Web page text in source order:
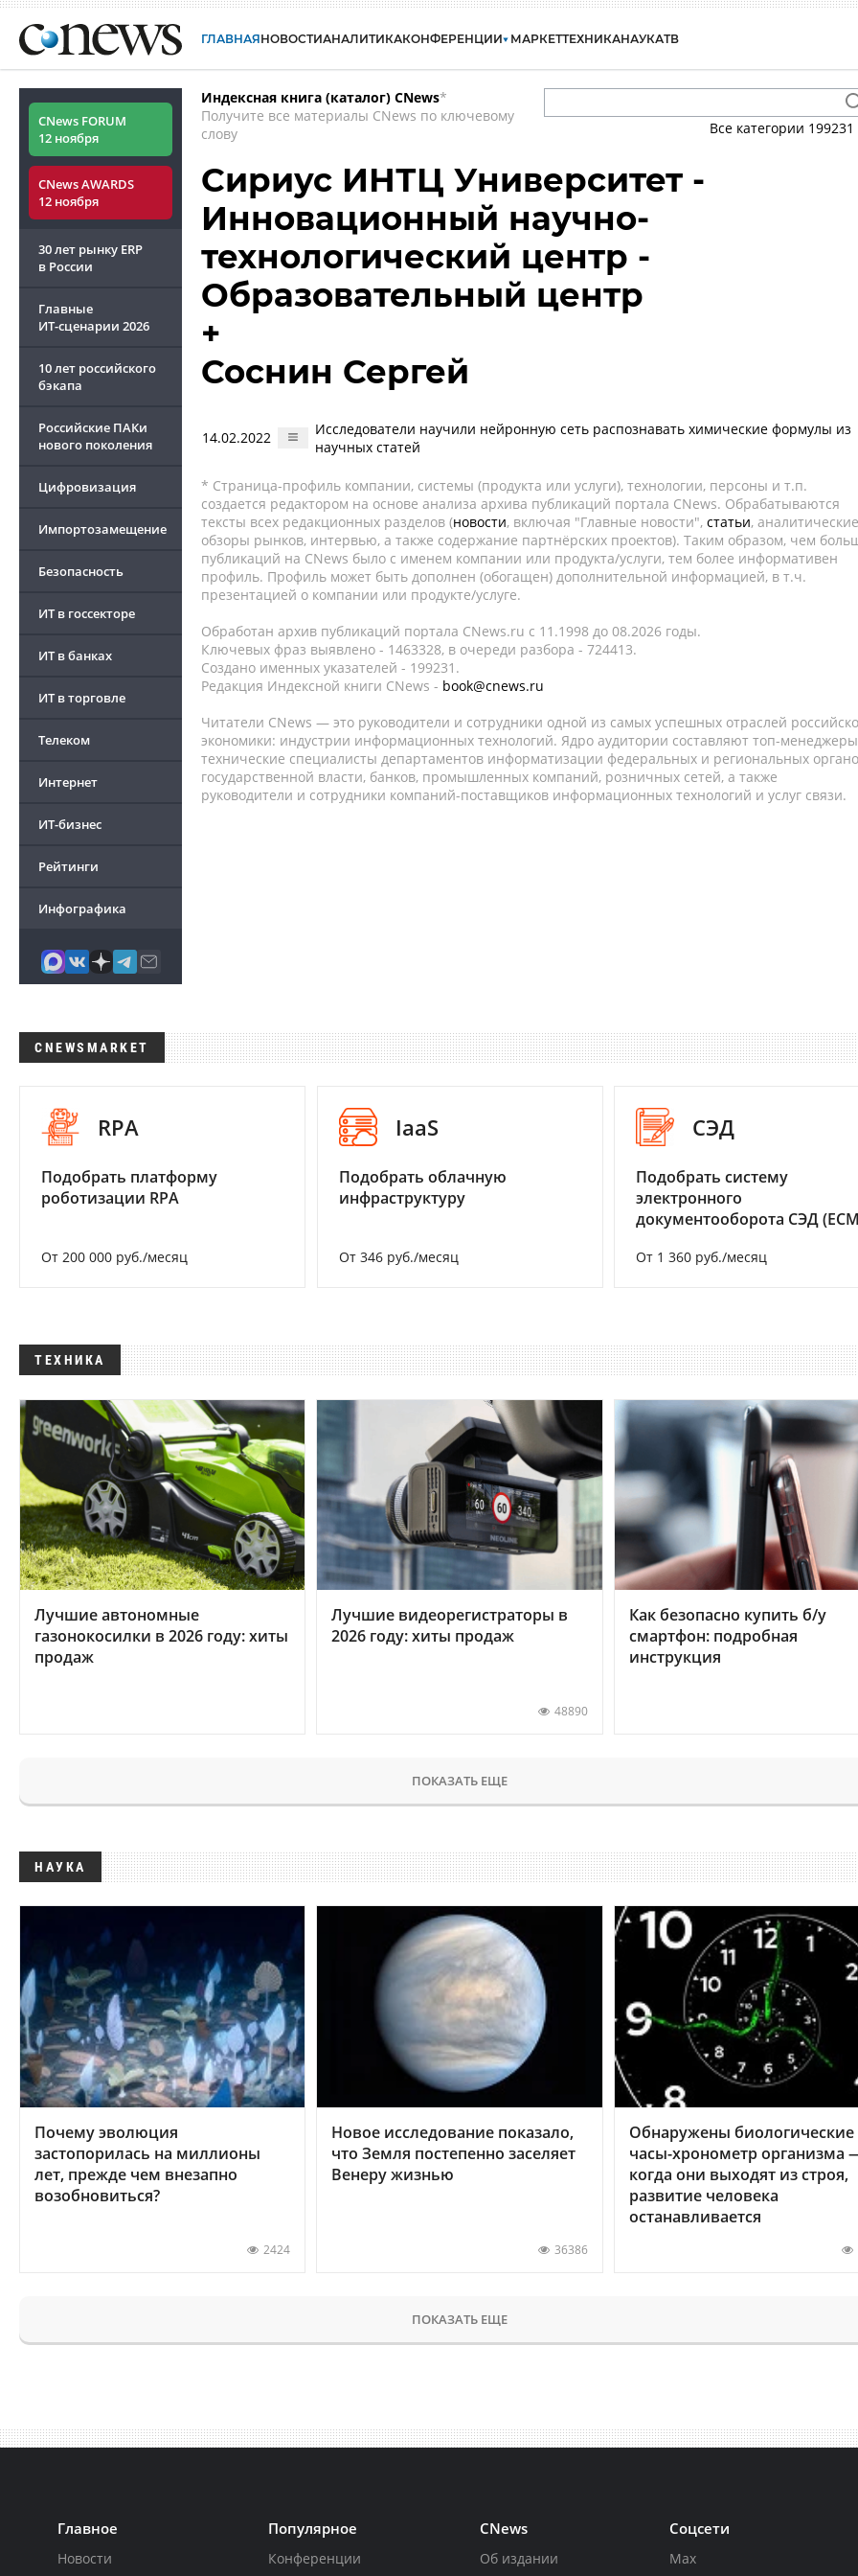
ГЛАВНАЯНОВОСТИАНАЛИТИКАКОНФЕРЕНЦИИ МАРКЕТТЕХНИКАНАУКАТВ
CNews FORUM
12 ноября
CNews AWARDS
12 ноября
30 лет рынку ERP
в России
Главные
ИТ-сценарии 2026
10 лет российского
бэкапа
Российские ПАКи
нового поколения
Цифровизация
Импортозамещение
Безопасность
ИТ в госсекторе
ИТ в банках
ИТ в торговле
Телеком
Интернет
ИТ-бизнес
Рейтинги
Инфографика
Индексная книга (каталог) CNews*
Получите все материалы CNews по ключевому
слову
Все категории 199231
Сириус ИНТЦ Университет -
Инновационный научно-
технологический центр -
Образовательный центр
+
Соснин Сергей
14.02.2022
Исследователи научили нейронную сеть распознавать химические формулы из
научных статей
* Страница-профиль компании, системы (продукта или услуги), технологии, персоны и т.п.
создается редактором на основе анализа архива публикаций портала CNews. Обрабатываются
тексты всех редакционных разделов (новости, включая "Главные новости", статьи, аналитические
обзоры рынков, интервью, а также содержание партнёрских проектов). Таким образом, чем
публикаций на CNews было с именем компании или продукта/услуги, тем более информативен
профиль. Профиль может быть дополнен (обогащен) дополнительной информацией, в т.ч.
презентацией о компании или продукте/услуге.
Обработан архив публикаций портала CNews.ru c 11.1998 до 08.2026 годы.
Ключевых фраз выявлено - 1463328, в очереди разбора - 724413.
Создано именных указателей - 199231.
Редакция Индексной книги CNews - book@cnews.ru
Читатели CNews — это руководители и сотрудники одной из самых успешных отраслей
экономики: индустрии информационных технологий. Ядро аудитории составляют топ-
технические специалисты департаментов информатизации федеральных и региональных
государственной власти, банков, промышленных компаний, розничных сетей, а также
руководители и сотрудники компаний-поставщиков информационных технологий и услуг связи.
CNEWSMARKET
RPA
Подобрать платформу
роботизации RPA
От 200 000 руб./месяц
IaaS
Подобрать облачную
инфраструктуру
От 346 руб./месяц
СЭД
Подобрать систему
электронного
документооборота СЭД
От 1 360 руб./месяц
ТЕХНИКА
Лучшие автономные
газонокосилки в 2026 году: хиты
продаж
Лучшие видеорегистраторы в
2026 году: хиты продаж
48890
Как безопасно купить б/у
смартфон: подробная
инструкция
ПОКАЗАТЬ ЕЩЕ
НАУКА
Почему эволюция
застопорилась на миллионы
лет, прежде чем внезапно
возобновиться?
2424
Новое исследование показало,
что Земля постепенно заселяет
Венеру жизнью
36386
Обнаружены биологические
часы-хронометр организма
когда они выходят из строя,
развитие человека
останавливается
ПОКАЗАТЬ ЕЩЕ
Главное
Новости
Популярное
Конференции
CNews
Об издании
Соцсети
Max